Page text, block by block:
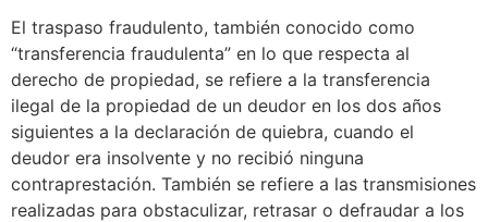
El traspaso fraudulento, también conocido como
“transferencia fraudulenta” en lo que respecta al
derecho de propiedad, se refiere a la transferencia
ilegal de la propiedad de un deudor en los dos años
siguientes a la declaración de quiebra, cuando el
deudor era insolvente y no recibió ninguna
contraprestación. También se refiere a las transmisiones
realizadas para obstaculizar, retrasar o defraudar a los